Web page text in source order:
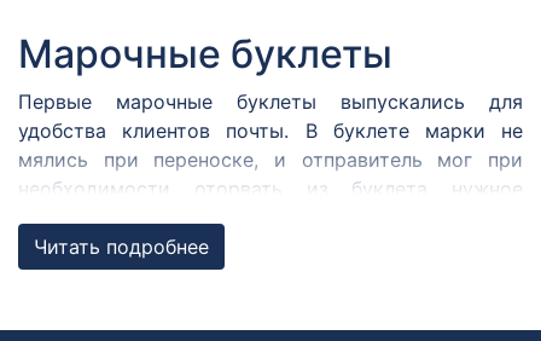
Марочные буклеты
Первые марочные буклеты выпускались для
удобства клиентов почты. В буклете марки не
мялись при переноске, и отправитель мог при
необходимости оторвать из буклета нужное
количество марок для оплаты услуг почтовой
связи.
почтовыми марками с информационными
Читать подробнее